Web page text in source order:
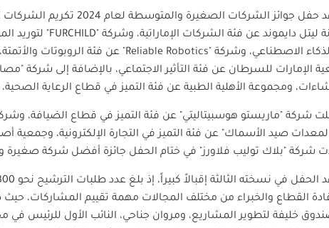
وشهد حفل جوائز الشركات
ليتل دايموند عن فئة الشركات الإماراتية، وشركة
لتوريد
الاصطناعي، وشركة
عن فئة الروبوتات
الإمارات للسرطان عن فئة التأثير الاجتماعي، بالإضافة إلى شركة
ومجموعة الأهلية الطبية عن فئة التميز في قطاع الرعاية
شركة "ماريستو هوسبيتاليتي" عن فئة التميز في قطاع الضيافة،
صيد الأسماك" عن فئة التميز في التجارة الإلكترونية، وجمعية
شركة "بلاك توليب فلاورز" في ختام الحفل جائزة أفضل شركة صغيرة
القطاع والخبراء من مختلف المجالات مهمة تقييم المشاركات،
خليفة لتطوير المشاريع، ومروان جناحي، النائب الأول للرئيس